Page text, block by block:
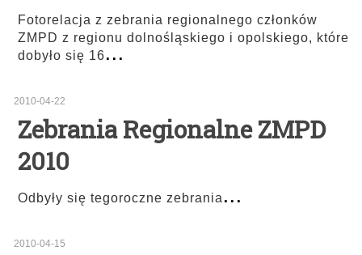
Fotorelacja z zebrania regionalnego członków
ZMPD z regionu dolnośląskiego i opolskiego, które
dobyło się 16...
2010-04-22
Zebrania Regionalne ZMPD
2010
Odbyły się tegoroczne zebrania...
2010-04-15